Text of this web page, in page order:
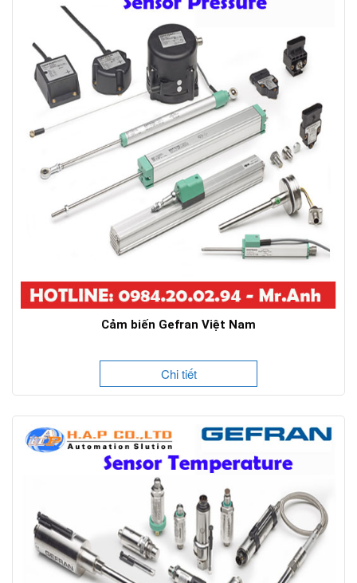
Cảm biến Gefran Việt Nam
Chi tiết